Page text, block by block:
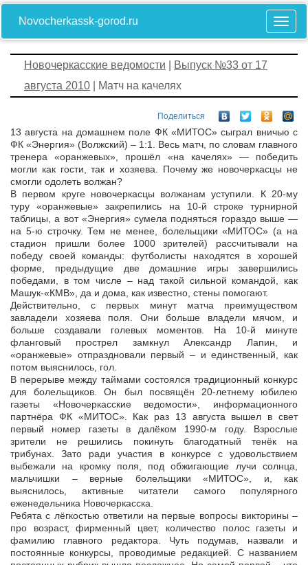
Novocherkassk-gorod.ru
Новочеркасские ведомости
Выпуск №33 от 17
августа 2010 | Матч на качелях
Поделиться
13 августа на домашнем поле ФК «МИТОС» сыграл вничью с
ФК «Энергия» (Волжский) – 1:1. Весь матч, по словам главного
тренера «оранжевых», прошёл «на качелях» — победить
могли как гости, так и хозяева. Почему же новочеркасцы не
смогли одолеть волжан?
В первом круге новочеркасцы волжанам уступили. К 20-му
туру «оранжевые» закрепились на 10-й строке турнирной
таблицы, а вот «Энергия» сумела подняться гораздо выше —
на 5-ю строчку. Тем не менее, болельщики «МИТОС» (а на
стадион пришли более 1000 зрителей) рассчитывали на
победу своей команды: футболисты находятся в хорошей
форме, предыдущие две домашние игры завершились
победами, в том числе – над такой сильной командой, как
Машук-«КМВ», да и дома, как известно, стены помогают.
Действительно, с первых минут матча преимуществом
завладели хозяева поля. Они больше владели мячом, и
больше создавали голевых моментов. На 10-й минуте
фланговый прострел замкнул Александр Лапин, и
«оранжевые» отпраздновали первый – и единственный, как
потом выяснилось, гол.
В перерыве между таймами состоялся традиционный конкурс
для болельщиков. Он был посвящён 20-летнему юбилею
газеты «Новочеркасские ведомости», информационного
партнёра ФК «МИТОС». Как раз 13 августа вышел в свет
первый номер газеты в далёком 1990-м году. Взрослые
зрители не решились покинуть благодатный тенёк на
трибунах. Зато ради участия в конкурсе с удовольствием
выбежали на кромку поля, под обжигающие лучи солнца,
мальчишки – верные болельщики «МИТОС», и, как
выяснилось, активные читатели самого популярного
еженедельника Новочеркасска.
Ребята с лёгкостью ответили на первые вопросы викторины –
про возраст, фирменный цвет, количество полос газеты и
фамилию главного редактора. Чуть подумав, назвали и
постоянные конкурсы, проводимые редакцией. С названием